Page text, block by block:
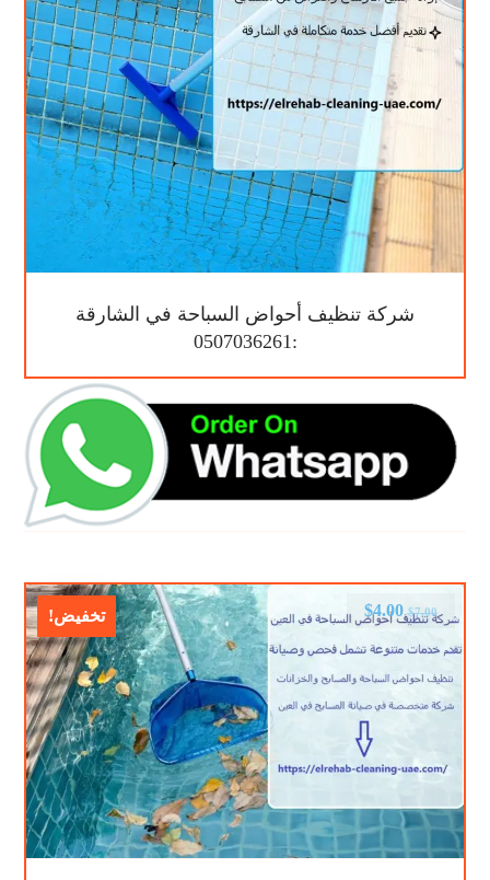
شركة تنظيف أحواض السباحة في الشارقة
:0507036261
تخفيض! $7.00
$4.00